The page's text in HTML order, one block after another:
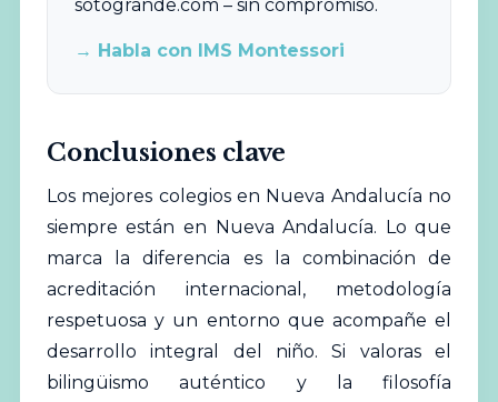
sotogrande.com – sin compromiso.
→ Habla con IMS Montessori
Conclusiones clave
Los mejores colegios en Nueva Andalucía no
siempre están en Nueva Andalucía. Lo que
marca la diferencia es la combinación de
acreditación internacional, metodología
respetuosa y un entorno que acompañe el
desarrollo integral del niño. Si valoras el
bilingüismo auténtico y la filosofía